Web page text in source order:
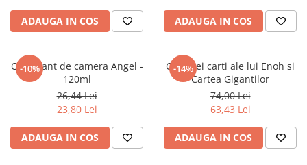
Sport
Terapii Alternative
AudioBook
Beletristica
Biografii, Memorii, Jurnale
Carti erotice
ADAUGA IN COS ADAUGA IN COS
-10%
Odorizant de camera Angel -
120ml
26,44 Lei
23,80 Lei
ADAUGA IN COS
-14%
Cele trei carti ale lui Enoh si
Cartea Gigantilor
74,00 Lei
63,43 Lei
ADAUGA IN COS